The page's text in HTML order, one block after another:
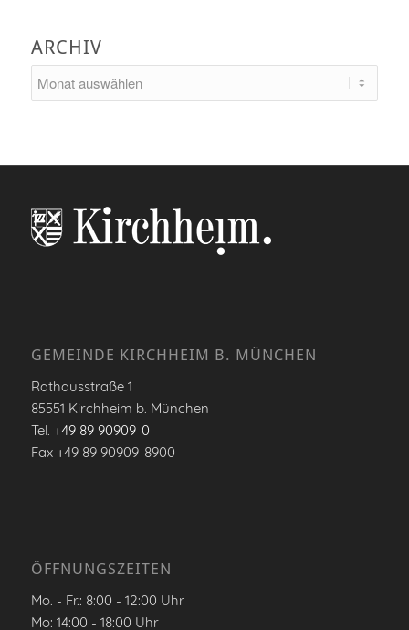
ARCHIV
GEMEINDE KIRCHHEIM B. MÜNCHEN
Rathausstraße 1
85551 Kirchheim b. München
Tel. +49 89 90909-0
Fax +49 89 90909-8900
ÖFFNUNGSZEITEN
Mo. - Fr.: 8:00 - 12:00 Uhr
Mo: 14:00 - 18:00 Uhr